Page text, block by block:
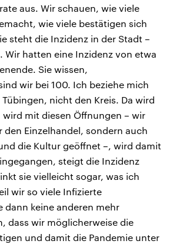
aus. Wir schauen, wie viele
wie viele bestätigen sich
steht die Inzidenz in der Stadt –
Wir hatten eine Inzidenz von etwa
Sie wissen,
wir bei 100. Ich beziehe mich
nicht den Kreis. Da wird
wird mit diesen Öffnungen – wir
den Einzelhandel, sondern auch
die Kultur geöffnet –, wird damit
steigt die Inzidenz
sie vielleicht sogar, was ich
wir so viele Infizierte
dann keine anderen mehr
dass wir möglicherweise die
und damit die Pandemie unter